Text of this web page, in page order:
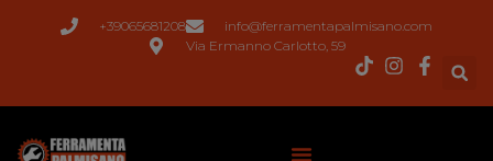
+39065681208
info@ferramentapalmisano.com
Via Ermanno Carlotto, 59